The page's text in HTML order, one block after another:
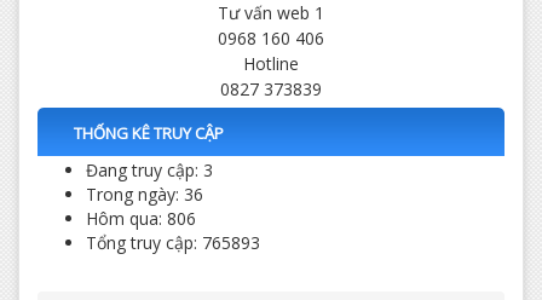
Tư vấn web 1
0968 160 406
Hotline
0827 373839
THỐNG KÊ TRUY CẬP
Đang truy cập: 3
Trong ngày: 36
Hôm qua: 806
Tổng truy cập: 765893